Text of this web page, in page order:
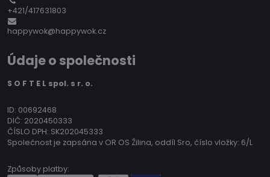
+421/417631803
happywok@happywok.cz
Údaje o společnosti
S O F T E L spol. s r. o.
ID: 00692468
DIČ: 2020450333
ČÍSLO DPH: SK202045333
Společnost je zapsána v OR OS Žilina, oddíl Sro, číslo vložky: 6/L
Způsoby platby: